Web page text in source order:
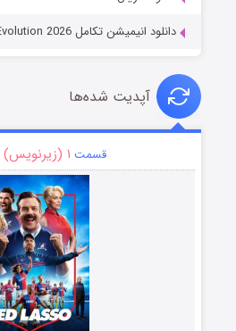
دانلود انیمیشن تکامل Evolution 2026
آپدیت شده‌ها
قسمت ۱ (زیرنویس)